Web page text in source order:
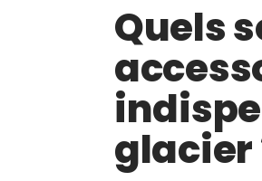
Quels
glacier